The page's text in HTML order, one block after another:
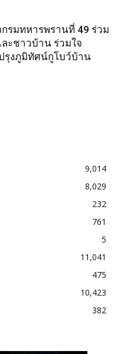
รมทหารพรานที่ 49 ร่วม
ะชาวบ้าน ร่วมใจ
รุงภูมิทัศน์กูโบว์บ้าน
9,014
8,029
232
761
5
11,041
475
10,423
382